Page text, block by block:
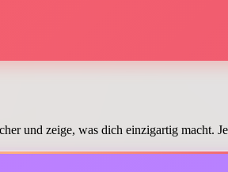
und zeige, was dich einzigartig macht.